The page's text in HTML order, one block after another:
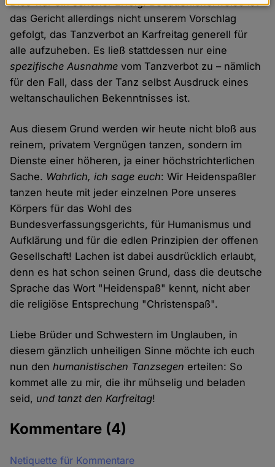
das Gericht allerdings nicht unserem Vorschlag
gefolgt, das Tanzverbot an Karfreitag generell für
alle aufzuheben. Es ließ stattdessen nur eine
spezifische Ausnahme vom Tanzverbot zu – nämlich
für den Fall, dass der Tanz selbst Ausdruck eines
weltanschaulichen Bekenntnisses ist.
Aus diesem Grund werden wir heute nicht bloß aus
reinem, privatem Vergnügen tanzen, sondern im
Dienste einer höheren, ja einer höchstrichterlichen
Sache. Wahrlich, ich sage euch: Wir Heidenspaßler
tanzen heute mit jeder einzelnen Pore unseres
Körpers für das Wohl des
Bundesverfassungsgerichts, für Humanismus und
Aufklärung und für die edlen Prinzipien der offenen
Gesellschaft! Lachen ist dabei ausdrücklich erlaubt,
denn es hat schon seinen Grund, dass die deutsche
Sprache das Wort "Heidenspaß" kennt, nicht aber
die religiöse Entsprechung "Christenspaß".
Liebe Brüder und Schwestern im Unglauben, in
diesem gänzlich unheiligen Sinne möchte ich euch
nun denhumanistischen Tanzsegen erteilen: So
kommet alle zu mir, die ihr mühselig und beladen
seid, und tanzt den Karfreitag!
Kommentare (4)
Netiquette für Kommentare
Daten
und
Cookies